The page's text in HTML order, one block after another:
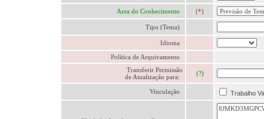
Area do Conhecimento (*)
Tipo (Tema)
Idioma
Política de Arquivamento
Transferir Permissão
de Atualização para:
(?)
Vinculação Trabalho